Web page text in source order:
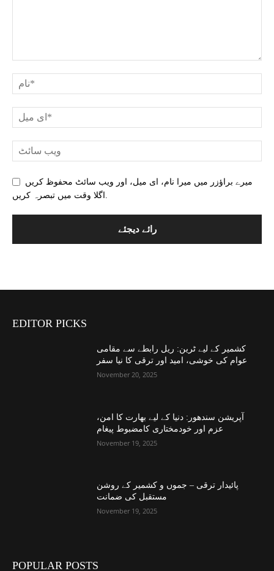
میرے براؤزر میں میرا نام، ای میل، اور ویب سائٹ محفوظ کریں
EDITOR PICKS
کشمیر کے لیے ٹرین: ریل رابطے سے مقامی
عوام کی خوشی، امید اور ترقی کا نیا سفر
November 20, 2025
آپریشن سندھور: دنیا کے لیے بھارت کا امن،
عزم اور خودمختاری کامضبوط پیغام
November 19, 2025
پائیدار ترقی – جموں و کشمیر کے روشن
مستقبل کی ضمانت
November 19, 2025
POPULAR POSTS